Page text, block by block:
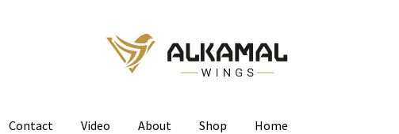
Skip
to
navigation
Skip
to
content
Home
Shop
About
Video
Contact